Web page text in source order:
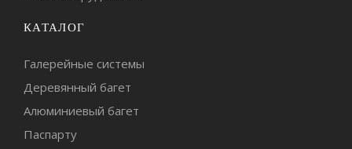
КАТАЛОГ
Галерейные системы
Деревянный багет
Алюминиевый багет
Паспарту